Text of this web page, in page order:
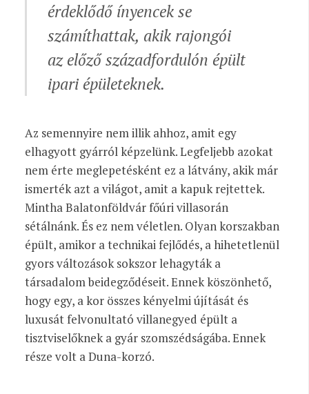
érdeklődő ínyencek se
számíthattak, akik rajongói
az előző századfordulón épült
ipari épületeknek.
Az semennyire nem illik ahhoz, amit egy
elhagyott gyárról képzelünk. Legfeljebb azokat
nem érte meglepetésként ez a látvány, akik már
ismerték azt a világot, amit a kapuk rejtettek.
Mintha Balatonföldvár főúri villasorán
sétálnánk. És ez nem véletlen. Olyan korszakban
épült, amikor a technikai fejlődés, a hihetetlenül
gyors változások sokszor lehagyták a
társadalom beidegződéseit. Ennek köszönhető,
hogy egy, a kor összes kényelmi újítását és
luxusát felvonultató villanegyed épült a
tisztviselőknek a gyár szomszédságába. Ennek
része volt a Duna-korzó.